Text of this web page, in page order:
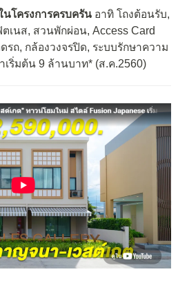
โครงการครบครัน อาทิ โถงต้อนรับ,
เนส, สวนพักผ่อน, Access Card
รถ, กล้องวงจรปิด, ระบบรักษาความ
ริ่มต้น 9 ล้านบาท* (ส.ค.2560)